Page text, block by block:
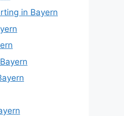
in Bayern